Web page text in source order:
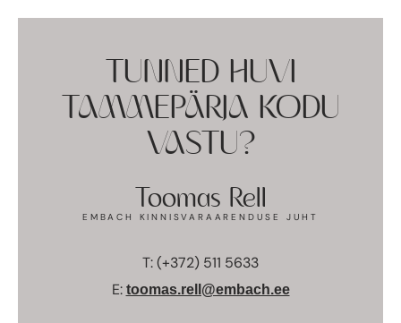
TUNNED HUVI
TAMMEPÄRJA KODU
VASTU?
Toomas Rell
EMBACH KINNISVARAARENDUSE JUHT
T: (+372) 511 5633
E: toomas.rell@embach.ee